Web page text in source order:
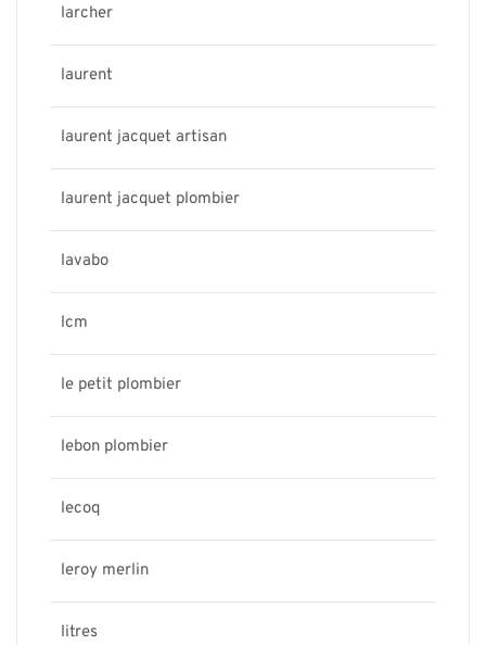
larcher
laurent
laurent jacquet artisan
laurent jacquet plombier
lavabo
lcm
le petit plombier
lebon plombier
lecoq
leroy merlin
litres